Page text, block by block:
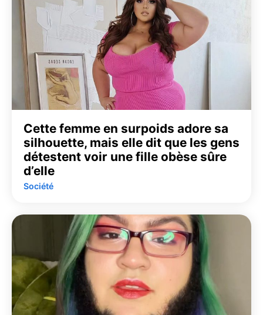
Cette femme en surpoids adore sa
silhouette, mais elle dit que les gens
détestent voir une fille obèse sûre
d’elle
Société